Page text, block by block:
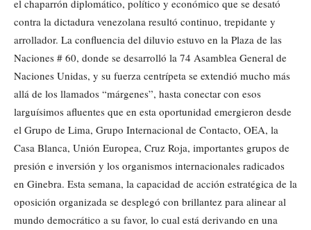
el chaparrón diplomático, político y económico que se desató
contra la dictadura venezolana resultó continuo, trepidante y
arrollador. La confluencia del diluvio estuvo en la Plaza de las
Naciones # 60, donde se desarrolló la 74 Asamblea General de
Naciones Unidas, y su fuerza centrípeta se extendió mucho más
allá de los llamados “márgenes”, hasta conectar con esos
larguísimos afluentes que en esta oportunidad emergieron desde
el Grupo de Lima, Grupo Internacional de Contacto, OEA, la
Casa Blanca, Unión Europea, Cruz Roja, importantes grupos de
presión e inversión y los organismos internacionales radicados
en Ginebra. Esta semana, la capacidad de acción estratégica de la
oposición organizada se desplegó con brillantez para alinear al
mundo democrático a su favor, lo cual está derivando en una